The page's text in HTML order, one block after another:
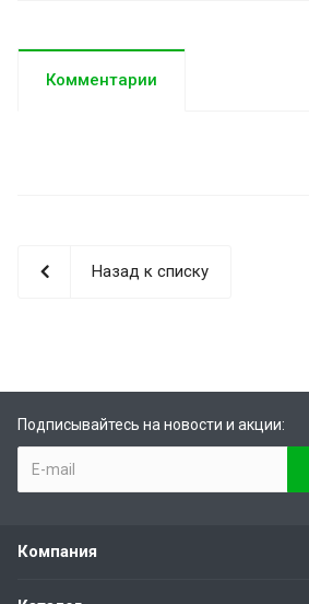
Комментарии
Назад к списку
Подписывайтесь на новости и акции:
Компания